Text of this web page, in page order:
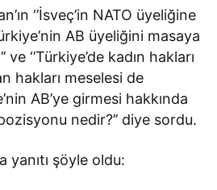
‘’İsveç’in NATO üyeliğine
AB üyeliğini masaya
ve ‘’Türkiye’de kadın hakları
hakları meselesi de
AB’ye girmesi hakkında
nedir?’’ diye sordu.
yanıtı şöyle oldu: